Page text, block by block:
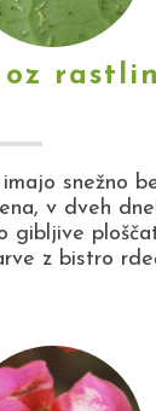
oz
snežno
v dveh
gibljive
z bistro